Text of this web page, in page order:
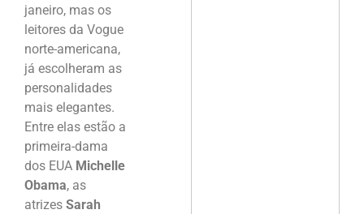
janeiro, mas os
leitores da Vogue
norte-americana,
já escolheram as
personalidades
mais elegantes.
Entre elas estão a
primeira-dama
dos EUA Michelle
Obama, as
atrizes Sarah